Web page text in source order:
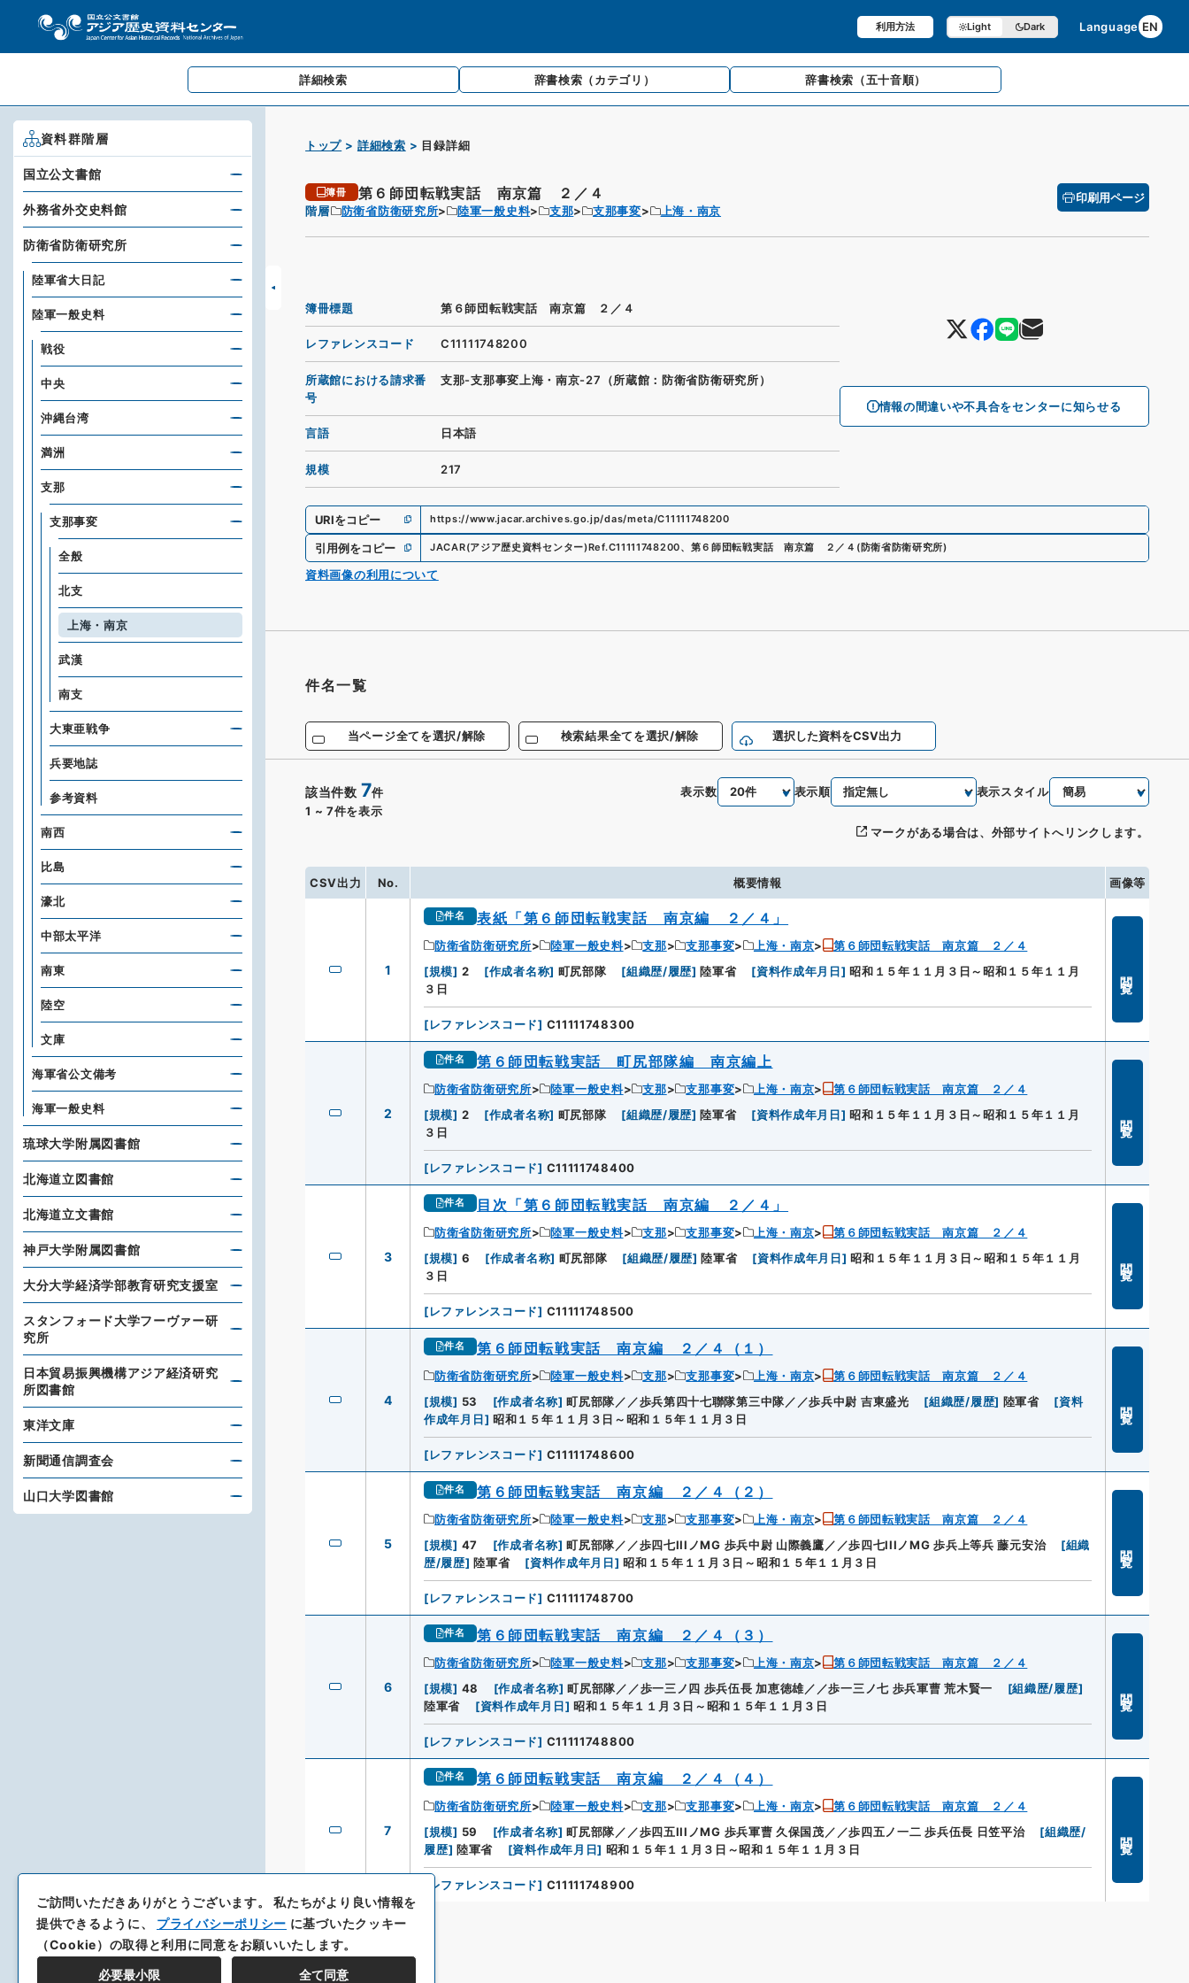
利用方法 Light Dark Language EN
詳細検索 辞書検索 （カテゴリ） 辞書検索 （五十音順）
トップ 詳細検索 目録詳細
簿冊 第６師団転戦実話 南京篇 ２／４
階層 防衛省防衛研究所 陸軍一般史料 支那 支那事変 上海・南京
印刷用ページ
情報の間違いや不具合をセンターに知らせる
簿冊標題 第６師団転戦実話 南京篇 ２／４
レファレンスコード C11111748200
所蔵館における請求番
号
支那-支那事変上海・南京-27（所蔵館：防衛省防衛研究所）
言語 日本語
規模 217
URIをコピー https://www.jacar.archives.go.jp/das/meta/C11111748200
引用例をコピー JACAR(アジア歴史資料センター)Ref.C11111748200、 第６師団転戦実話 南京篇 ２／４ ( 防衛省防衛研究所)
資料画像の利用について
件名一覧
当ページ全てを選択/解除 検索結果全てを選択/解除 選択した資料をCSV出力
該当件数 7件
1 ~ 7件を表示
表示数 表示順 表示スタイル
マークがある場合は、外部サイトへリンクします。
CSV出力 No. 概要情報 画像等
1
件名 表紙「第６師団転戦実話 南京編 ２／４」
防衛省防衛研究所 陸軍一般史料 支那 支那事変 上海・南京
第６師団転戦実話 南京篇 ２／４
[規模] 2 [作成者名称] 町尻部隊 [組織歴/履歴] 陸軍省 [資料作成年月日] 昭和１５年１１月３日～昭和１５年１１月
３日
[レファレンスコード] C11111748300
2
件名 第６師団転戦実話 町尻部隊編 南京編上
防衛省防衛研究所 陸軍一般史料 支那 支那事変 上海・南京
第６師団転戦実話 南京篇 ２／４
[規模] 2 [作成者名称] 町尻部隊 [組織歴/履歴] 陸軍省 [資料作成年月日] 昭和１５年１１月３日～昭和１５年１１月
３日
[レファレンスコード] C11111748400
3
件名 目次「第６師団転戦実話 南京編 ２／４」
防衛省防衛研究所 陸軍一般史料 支那 支那事変 上海・南京
第６師団転戦実話 南京篇 ２／４
[規模] 6 [作成者名称] 町尻部隊 [組織歴/履歴] 陸軍省 [資料作成年月日] 昭和１５年１１月３日～昭和１５年１１月
３日
[レファレンスコード] C11111748500
4
件名 第６師団転戦実話 南京編 ２／４（１）
防衛省防衛研究所 陸軍一般史料 支那 支那事変 上海・南京
第６師団転戦実話 南京篇 ２／４
[規模] 53 [作成者名称] 町尻部隊／／歩兵第四十七聯隊第三中隊／／歩兵中尉 吉東盛光 [組織歴/履歴] 陸軍省 [資料
作成年月日] 昭和１５年１１月３日～昭和１５年１１月３日
[レファレンスコード] C11111748600
5
件名 第６師団転戦実話 南京編 ２／４（２）
防衛省防衛研究所 陸軍一般史料 支那 支那事変 上海・南京
第６師団転戦実話 南京篇 ２／４
[規模] 47 [作成者名称] 町尻部隊／／歩四七IIIノMG 歩兵中尉 山際義鷹／／歩四七IIIノMG 歩兵上等兵 藤元安治 [組織
歴/履歴] 陸軍省 [資料作成年月日] 昭和１５年１１月３日～昭和１５年１１月３日
[レファレンスコード] C11111748700
6
件名 第６師団転戦実話 南京編 ２／４（３）
防衛省防衛研究所 陸軍一般史料 支那 支那事変 上海・南京
第６師団転戦実話 南京篇 ２／４
[規模] 48 [作成者名称] 町尻部隊／／歩一三ノ四 歩兵伍長 加恵徳雄／／歩一三ノ七 歩兵軍曹 荒木賢一 [組織歴/履歴]
陸軍省
[資料作成年月日] 昭和１５年１１月３日～昭和１５年１１月３日
[レファレンスコード] C11111748800
7
件名 第６師団転戦実話 南京編 ２／４（４）
防衛省防衛研究所 陸軍一般史料 支那 支那事変 上海・南京
第６師団転戦実話 南京篇 ２／４
[規模] 59 [作成者名称] 町尻部隊／／歩四五IIIノMG 歩兵軍曹 久保国茂／／歩四五ノ一二 歩兵伍長 日笠平治 [組織歴/
履歴] 陸軍省 [資料作成年月日] 昭和１５年１１月３日～昭和１５年１１月３日
レファレンスコード] C11111748900
資料群階層
国立公文書館
外務省外交史料館
防衛省防衛研究所
陸軍省大日記
陸軍一般史料
戦役
中央
沖縄台湾
満洲
支那
支那事変
全般
北支
上海・南京
武漢
南支
大東亜戦争
兵要地誌
参考資料
南西
比島
濠北
中部太平洋
南東
陸空
文庫
海軍省公文備考
海軍一般史料
琉球大学附属図書館
北海道立図書館
北海道立文書館
神戸大学附属図書館
大分大学経済学部教育研究支援室
スタンフォード大学フーヴァー研
究所
日本貿易振興機構アジア経済研究
所図書館
東洋文庫
新聞通信調査会
山口大学図書館
ご訪問いただきありがとうございます。私たちがより良い情報を
提供できるように、 プライバシーポリシー に基づいたクッキー
（Cookie）の取得と利用に同意をお願いいたします。
必要最小限 全て同意